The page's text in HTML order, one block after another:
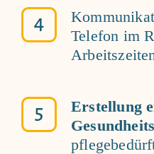
Telefon im
Erstellung